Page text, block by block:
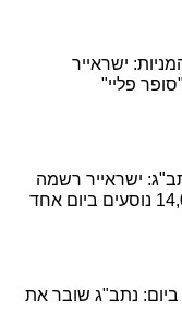
ישראייר
פליי"
ישראייר רשמה
ביום: נתב"ג שובר את